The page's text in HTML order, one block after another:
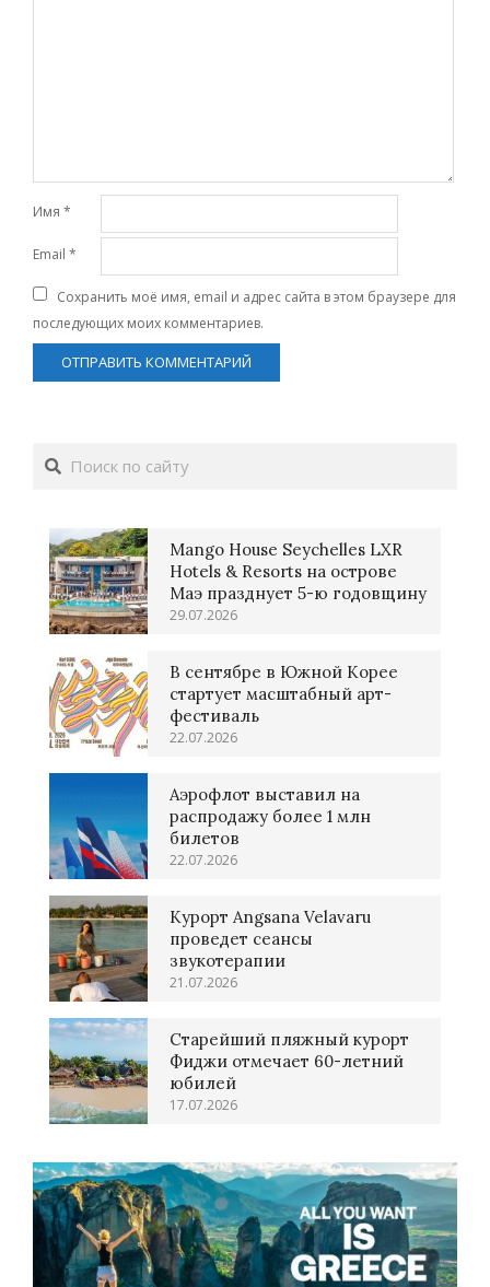
Имя *
Email *
Сохранить моё имя, email и адрес сайта в этом браузере для
последующих моих комментариев.
Поиск
Mango House Seychelles LXR
Hotels & Resorts на острове
Маэ празднует 5-ю годовщину
29.07.2026
В сентябре в Южной Корее
стартует масштабный арт-
фестиваль
22.07.2026
Аэрофлот выставил на
распродажу более 1 млн
билетов
22.07.2026
Курорт Angsana Velavaru
проведет сеансы
звукотерапии
21.07.2026
Старейший пляжный курорт
Фиджи отмечает 60-летний
юбилей
17.07.2026